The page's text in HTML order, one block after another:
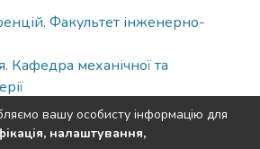
Факультет інженерно-
Кафедра механічної та
вашу особисту інформацію для
налаштування,